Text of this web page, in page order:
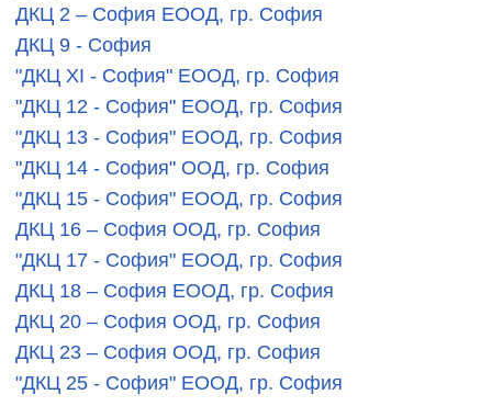
ДКЦ 2 – София ЕООД, гр. София
ДКЦ 9 - София
"ДКЦ XI - София" ЕООД, гр. София
"ДКЦ 12 - София" ЕООД, гр. София
"ДКЦ 13 - София" ЕООД, гр. София
"ДКЦ 14 - София" ООД, гр. София
"ДКЦ 15 - София" ЕООД, гр. София
ДКЦ 16 – София ООД, гр. София
"ДКЦ 17 - София" ЕООД, гр. София
ДКЦ 18 – София ЕООД, гр. София
ДКЦ 20 – София ООД, гр. София
ДКЦ 23 – София ООД, гр. София
"ДКЦ 25 - София" ЕООД, гр. София